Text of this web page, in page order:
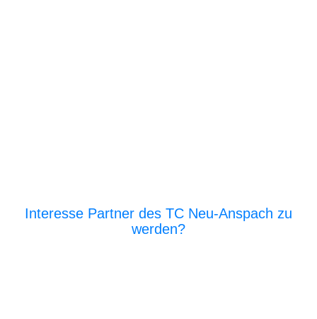
Interesse Partner des TC Neu-Anspach zu
werden?